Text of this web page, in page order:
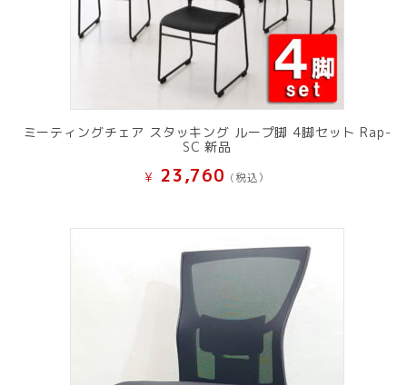
ミーティングチェア スタッキング ループ脚 4脚セット Rap-
SC 新品
¥ 23,760 (税込）